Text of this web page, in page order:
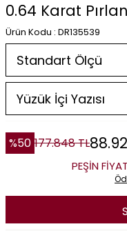
0.64 Karat
Ürün Kodu : DR135539
%50 177.848TL
PEŞİN